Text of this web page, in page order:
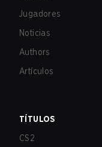
Jugadores
Noticias
Authors
Artículos
TÍTULOS
CS2